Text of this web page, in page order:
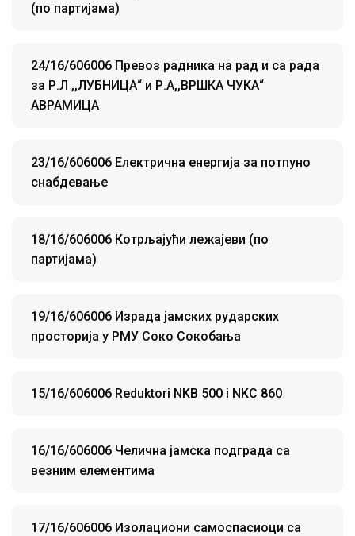
(по партијама)
24/16/606006 Превоз радника на рад и са рада
за Р.Л ,,ЛУБНИЦА“ и Р.А,,ВРШКА ЧУКА“
АВРАМИЦА
23/16/606006 Електрична енергија за потпуно
снабдевање
18/16/606006 Котрљајући лежајеви (по
партијама)
19/16/606006 Израда јамских рударских
просторија у РМУ Соко Сокобања
15/16/606006 Reduktori NKB 500 i NKC 860
16/16/606006 Челична јамска подграда са
везним елементима
17/16/606006 Изолациони самоспасиоци са